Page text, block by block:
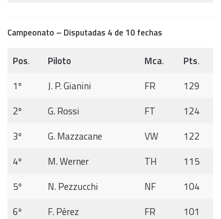
Campeonato – Disputadas 4 de 10 fechas
Pos. Piloto Mca. Pts.
1º
J. P. Gianini FR
129
2º
G. Rossi FT
124
3º
G. Mazzacane VW
122
4º
M. Werner TH
115
5º
N. Pezzucchi NF
104
6º
F. Pérez FR
101